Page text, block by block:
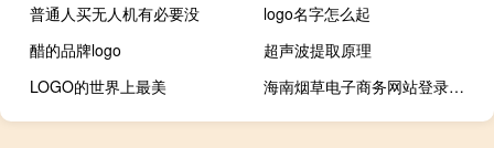
普通人买无人机有必要没
logo名字怎么起
醋的品牌logo
超声波提取原理
LOGO的世界上最美
海南烟草电子商务网站登录（电子商务网与普通的网站有什么不同）